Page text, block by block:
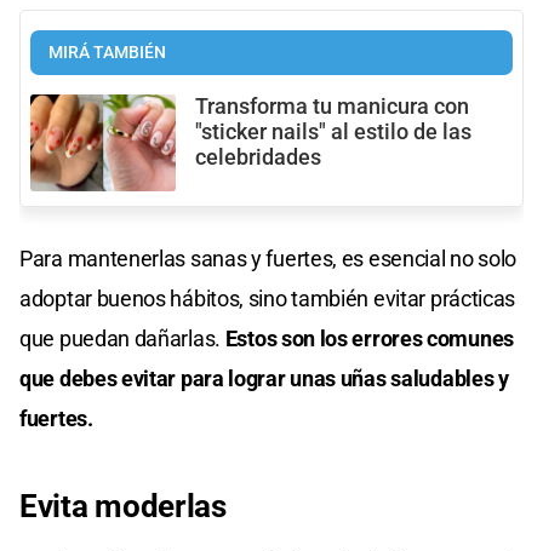
MIRÁ TAMBIÉN
Transforma tu manicura con
"sticker nails" al estilo de las
celebridades
Para mantenerlas sanas y fuertes, es esencial no solo
adoptar buenos hábitos, sino también evitar prácticas
que puedan dañarlas. Estos son los errores comunes
que debes evitar para lograr unas uñas saludables y
fuertes.
Evita moderlas